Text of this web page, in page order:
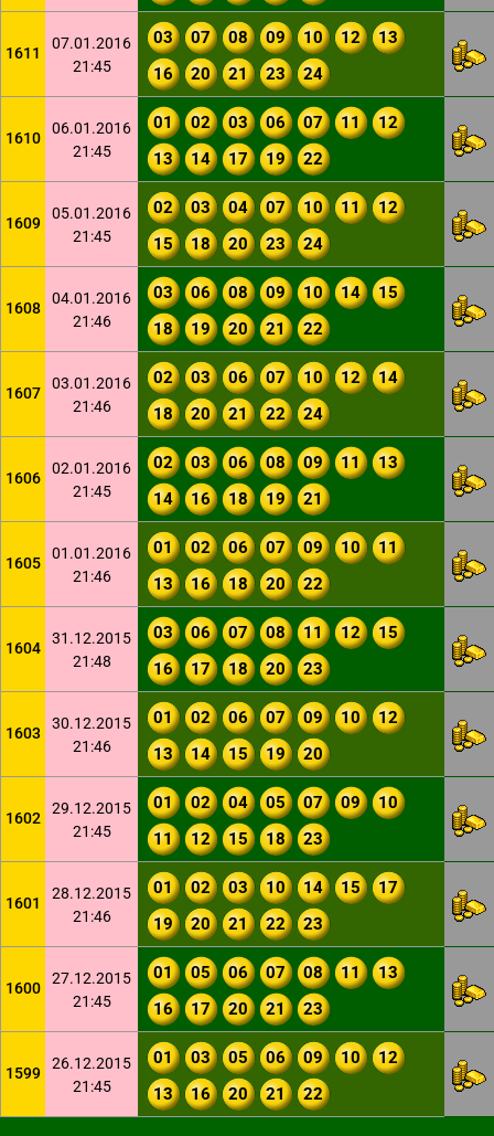
1611
07.01.2016
21:45
03 07 08 09 10 12
13
16
20 21 23 24
1610
06.01.2016
21:45
01 02 03 06 07 11
12
13
14 17 19 22
1609
05.01.2016
21:45
02 03 04 07 10 11
12
15
18 20 23 24
1608
04.01.2016
21:46
03 06 08 09 10 14
15
18
19 20 21 22
1607
03.01.2016
21:46
02 03 06 07 10 12
14
18
20 21 22 24
1606
02.01.2016
21:45
02 03 06 08 09 11
13
14
16 18 19 21
1605
01.01.2016
21:46
01 02 06 07 09 10
11
13
16 18 20 22
1604
31.12.2015
21:48
03 06 07 08 11 12
15
16
17 18 20 23
1603
30.12.2015
21:46
01 02 06 07 09 10
12
13
14 15 19 20
1602
29.12.2015
21:45
01 02 04 05 07 09
10
11
12 15 18 23
1601
28.12.2015
21:46
01 02 03 10 14 15
17
19
20 21 22 23
1600
27.12.2015
21:45
01 05 06 07 08 11
13
16
17 20 21 23
1599
26.12.2015
21:45
01 03 05 06 09 10
12
13
16 20 21 22